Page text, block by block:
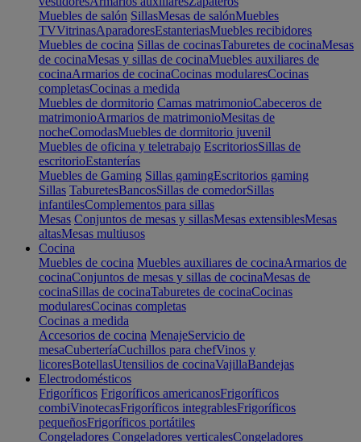
Muebles de salón SillasMesas de salónMuebles
TVVitrinasAparadoresEstanteriasMuebles recibidores
Muebles de cocina Sillas de cocinasTaburetes de cocinaMesas
de cocinaMesas y sillas de cocinaMuebles auxiliares de
cocinaArmarios de cocinaCocinas modularesCocinas
completasCocinas a medida
Muebles de dormitorio Camas matrimonioCabeceros de
matrimonioArmarios de matrimonioMesitas de
nocheComodasMuebles de dormitorio juvenil
Muebles de oficina y teletrabajo EscritoriosSillas de
escritorioEstanterías
Muebles de Gaming Sillas gamingEscritorios gaming
Sillas TaburetesBancosSillas de comedorSillas
infantilesComplementos para sillas
Mesas Conjuntos de mesas y sillasMesas extensiblesMesas
altasMesas multiusos
Cocina
Muebles de cocina Muebles auxiliares de cocinaArmarios de
cocinaConjuntos de mesas y sillas de cocinaMesas de
cocinaSillas de cocinaTaburetes de cocinaCocinas
modularesCocinas completas
Cocinas a medida
Accesorios de cocina MenajeServicio de
mesaCuberteríaCuchillos para chefVinos y
licoresBotellasUtensilios de cocinaVajillaBandejas
Electrodomésticos
Frigoríficos Frigoríficos americanosFrigoríficos
combiVinotecasFrigoríficos integrablesFrigoríficos
pequeñosFrigoríficos portátiles
Congeladores Congeladores verticalesCongeladores